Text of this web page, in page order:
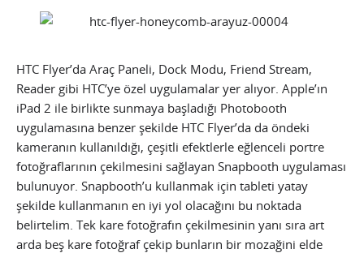
HTC Flyer’da Araç Paneli, Dock Modu, Friend Stream,
Reader gibi HTC’ye özel uygulamalar yer alıyor. Apple’ın
iPad 2 ile birlikte sunmaya başladığı Photobooth
uygulamasına benzer şekilde HTC Flyer’da da öndeki
kameranın kullanıldığı, çeşitli efektlerle eğlenceli portre
fotoğraflarının çekilmesini sağlayan Snapbooth uygulaması
bulunuyor. Snapbooth’u kullanmak için tableti yatay
şekilde kullanmanın en iyi yol olacağını bu noktada
belirtelim. Tek kare fotoğrafın çekilmesinin yanı sıra art
arda beş kare fotoğraf çekip bunların bir mozağini elde